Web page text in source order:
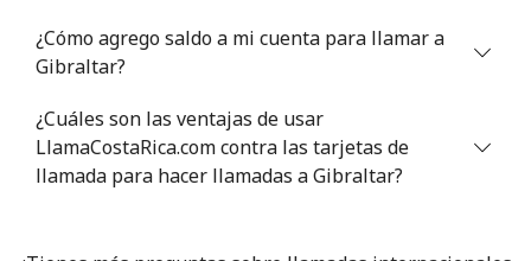
⁦$5⁩
Celular
Grenada
¿Cómo agrego saldo a mi cuenta para llamar a
Gibraltar?
¿Cuáles son las ventajas de usar
LlamaCostaRica.com contra las tarjetas de
llamada para hacer llamadas a Gibraltar?